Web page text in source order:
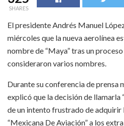
SHARES
El presidente Andrés Manuel
miércoles que la nueva aerolínea
nombre de “Maya” tras un
consideraron varios nombres.
Durante su conferencia de prensa
explicó que la decisión de llamarla
de un intento frustrado de adquirir
“Mexicana De Aviación” a los